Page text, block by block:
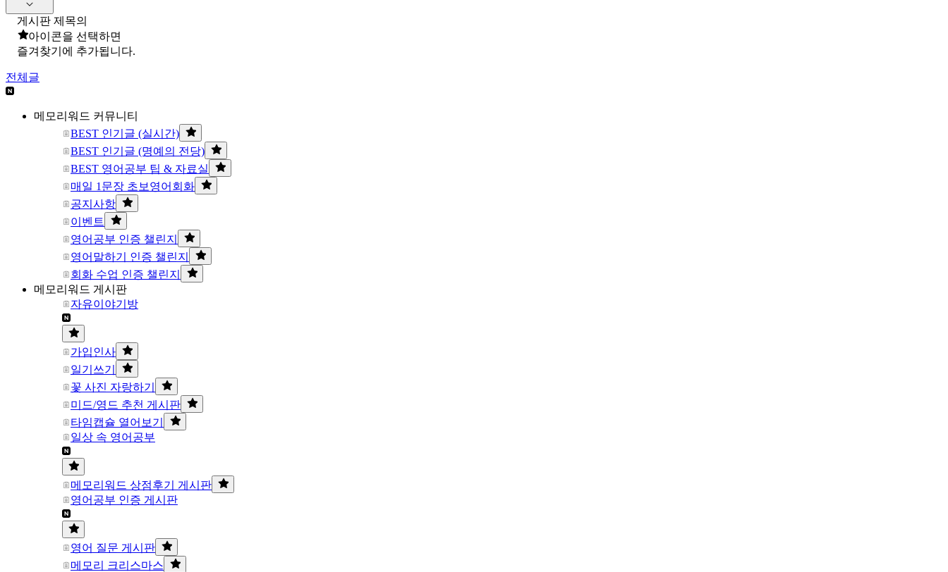
게시판 제목의
아이콘을 선택하면
즐겨찾기에 추가됩니다.
전체글
메모리워드 커뮤니티
BEST 인기글 (실시간)
BEST 인기글 (명예의 전당)
BEST 영어공부 팁 & 자료실
매일 1문장 초보영어회화
공지사항
이벤트
영어공부 인증 챌린지
영어말하기 인증 챌린지
회화 수업 인증 챌린지
메모리워드 게시판
자유이야기방
가입인사
일기쓰기
꽃 사진 자랑하기
미드/영드 추천 게시판
타임캡슐 열어보기
일상 속 영어공부
메모리워드 상점후기 게시판
영어공부 인증 게시판
영어 질문 게시판
메모리 크리스마스